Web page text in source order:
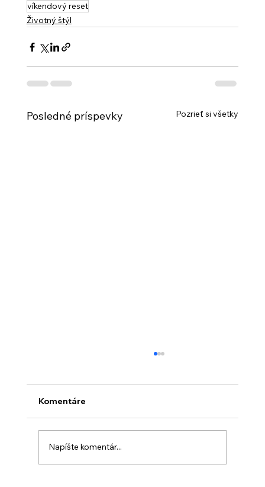
víkendový reset
Životný štýl
Posledné príspevky Pozrieť si všetky
Komentáre
Napíšte komentár...